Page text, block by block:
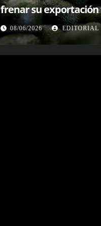
frenar su
suspender
08/06/2026 EDITORIAL